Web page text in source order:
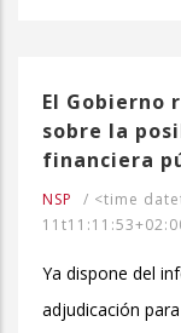
El Gobierno
sobre la
financiera
NSP / <time
Ya dispone del
adjudicación